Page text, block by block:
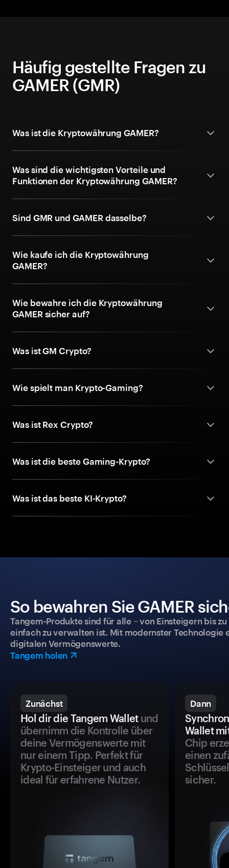
Häufig gestellte Fragen zu
GAMER (GMR)
Was ist die Kryptowährung GAMER?
Was sind die wichtigsten Vorteile und
Funktionen der Kryptowährung GAMER?
Sind GMR und GAMER dasselbe?
Wie kaufe ich die Kryptowährung
GAMER?
Wie bewahre ich die Kryptowährung
GAMER sicher auf?
Was ist GM Crypto?
Wie spielt man Krypto-Gaming?
Was ist Rex Crypto?
Was ist die beste Gaming-Krypto?
Was ist das beste KI-Krypto?
So bewahren Sie GAMER
Tangem-Produkte sind für alle – von Einsteigern bis
einfach zu verwalten ist. Mit modernster
digitalen Vermögenswerte.
Tangem holen
Zunächst
Hol dir die Tangem Walletund
übernimm die Kontrolle über
deine Vermögenswerte mit
nur einem Tipp. Perfekt für
Krypto-Einsteiger und auch
ideal für erfahrene Nutzer.
Dann
Wallet
Chip
einen
sicher.